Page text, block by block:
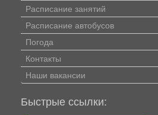
Расписание занятий
Расписание автобусов
Погода
Контакты
Наши вакансии
Быстрые ссылки: